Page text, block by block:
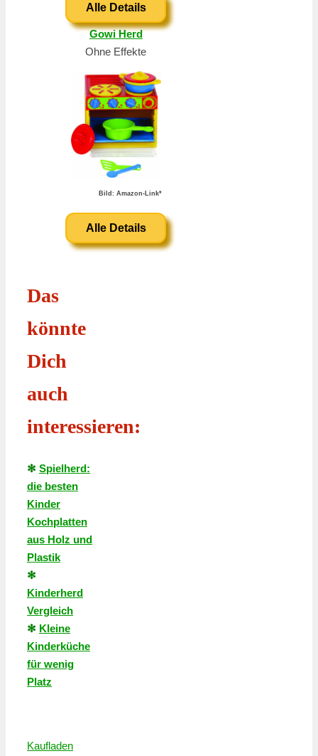
Alle Details
Gowi Herd
Ohne Effekte
Bild: Amazon-Link*
Alle Details
Das
könnte
Dich
auch
interessieren:
✻ Spielherd:
die besten
Kinder
Kochplatten
aus Holz und
Plastik
✻
Kinderherd
Vergleich
✻ Kleine
Kinderküche
für wenig
Platz
Kaufladen